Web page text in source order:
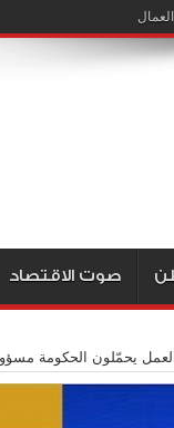
صوت الاقتصاد
يحمّلون الحكومة